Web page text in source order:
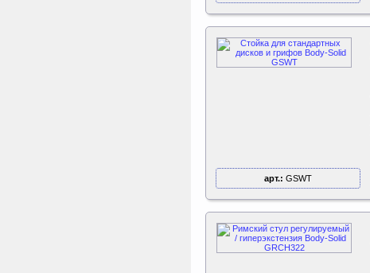
арт.: GSWT